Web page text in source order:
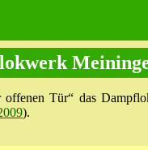
offenen Tür“ das
).